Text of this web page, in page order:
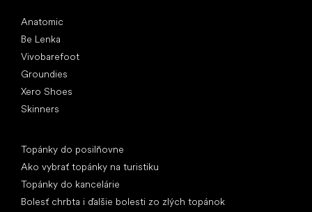
Anatomic
Be Lenka
Vivobarefoot
Groundies
Xero Shoes
Skinners
Topánky do posilňovne
Ako vybrať topánky na turistiku
Topánky do kancelárie
Bolesť chrbta i ďalšie bolesti zo zlých topánok